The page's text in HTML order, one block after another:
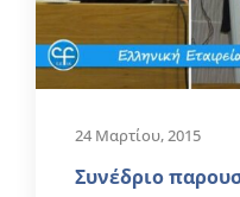
24 Μαρτίου, 2015
Συνέδριο